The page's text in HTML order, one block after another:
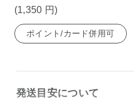
(1,350 円)
ポイント/カード併用可
発送目安について